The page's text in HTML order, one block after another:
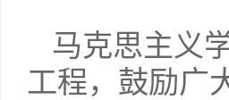
马克思主义
工程，鼓励广